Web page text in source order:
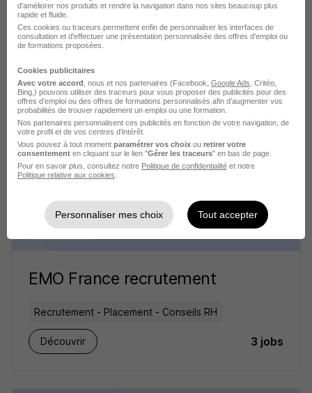
Randstad recrutement
Recrutement - Placement - Conseils RH
Découvrir 3 jobs
EMO France recrutement
Recrutement - Placement - Conseils RH
Découvrir 3 jobs
d'améliorer nos produits et rendre la navigation dans nos sites beaucoup plus
rapide et fluide.
Ces cookies ou traceurs permettent enfin de personnaliser les interfaces de
consultation et d'effectuer une présentation personnalisée des offres d'emploi ou
de formations proposées.
Cookies publicitaires
Avec votre accord , nous et nos partenaires (Facebook, Google Ads , Critéo,
Bing,) pouvons utiliser des traceurs pour vous proposer des publicités pour des
offres d’emploi ou des offres de formations personnalisés afin d’augmenter vos
probabilités de trouver rapidement un emploi ou une formation.
Nos partenaires personnalisent ces publicités en fonction de votre navigation, de
votre profil et de vos centres d’intérêt.
Vous pouvez à tout moment paramétrer vos choix ou retirer votre
consentement en cliquant sur le lien "Gérer les traceurs" en bas de page.
Pour en savoir plus, consultez notre Politique de confidentialité et notre
Politique relative aux cookies
Personnaliser mes choix Tout accepter